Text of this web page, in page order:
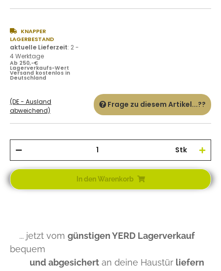
KNAPPER
LAGERBESTAND
aktuelle Lieferzeit: 2 -
4 Werktage
Ab 250,-€
Lagerverkaufs-Wert
Versand kostenlos in
Deutschland
(DE - Ausland
abweichend)
Frage zu diesem Artikel...??
Stk
In den Warenkorb
... jetzt vom günstigen YERD Lagerverkauf
bequem
und abgesichert an deine Haustür liefern